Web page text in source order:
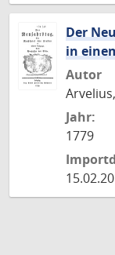
Der
in
Autor
Jahr:
1779